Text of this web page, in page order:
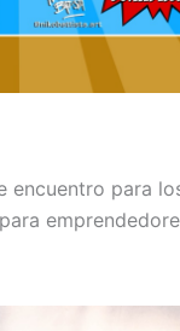
encuentro para